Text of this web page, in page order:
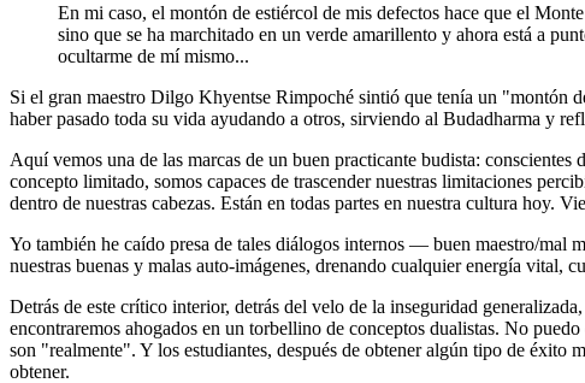
En mi caso, el montón de estiércol de mis defectos hace que el
sino que se ha marchitado en un verde amarillento y ahora está a
ocultarme de mí mismo...
Si el gran maestro Dilgo Khyentse Rimpoché sintió que tenía un "montón
haber pasado toda su vida ayudando a otros, sirviendo al Budadharma y
Aquí vemos una de las marcas de un buen practicante budista:
concepto limitado, somos capaces de trascender nuestras limitaciones
dentro de nuestras cabezas. Están en todas partes en nuestra cultura hoy.
Yo también he caído presa de tales diálogos internos ― buen maestro/mal
nuestras buenas y malas auto-imágenes, drenando cualquier energía vital,
Detrás de este crítico interior, detrás del velo de la inseguridad
encontraremos ahogados en un torbellino de conceptos dualistas. No
son "realmente". Y los estudiantes, después de obtener algún tipo de éxito
obtener.